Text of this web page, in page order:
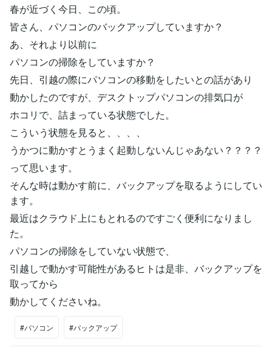
春が近づく今日、この頃。
皆さん、パソコンのバックアップしていますか？
あ、それより以前に
パソコンの掃除をしていますか？
先日、引越の際にパソコンの移動をしたいとの話があり
動かしたのですが、デスクトップパソコンの排気口が
ホコリで、詰まっている状態でした。
こういう状態を見ると、、、、
うかつに動かすとうまく起動しないんじゃあない？？？？
って思います。
そんな時は動かす前に、バックアップを取るようにしてい
ます。
最近はクラウド上にもとれるのですごく便利になりまし
た。
パソコンの掃除をしていない状態で、
引越しで動かす可能性があるヒトは是非、バックアップを
取ってから
動かしてくださいね。
#パソコン #バックアップ